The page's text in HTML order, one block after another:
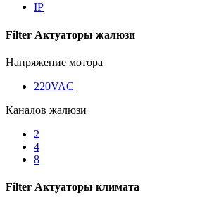
IP
Filter Актуаторы жалюзи
Напряжение мотора
220VAC
Каналов жалюзи
2
4
8
Filter Актуаторы климата